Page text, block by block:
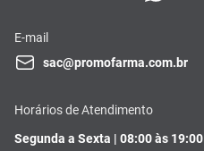
E-mail
sac@promofarma.com.br
Horários de Atendimento
Segunda a Sexta | 08:00 às 19:00